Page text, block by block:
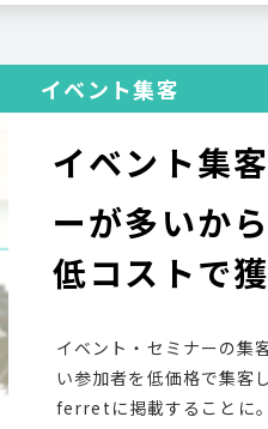
イベント集客
イベント集
ーが多いか
低コストで
イベント・セミナーの集
い参加者を低価格で集客
ferretに掲載することに。